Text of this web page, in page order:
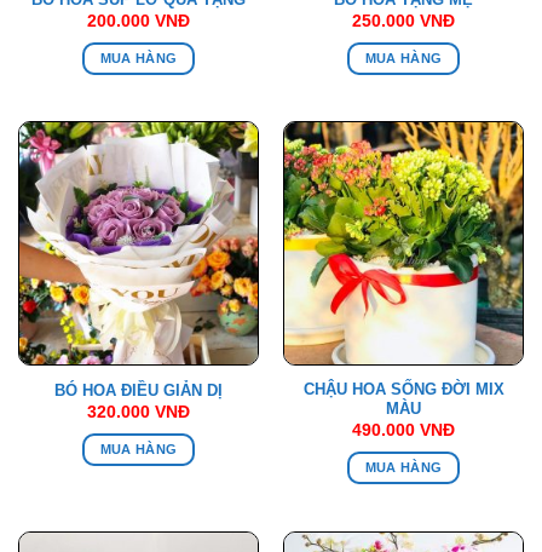
200.000 VNĐ
MUA HÀNG
250.000 VNĐ
MUA HÀNG
BÓ HOA ĐIỀU GIẢN DỊ
320.000 VNĐ
MUA HÀNG
CHẬU HOA SỐNG ĐỜI MIX
MÀU
490.000 VNĐ
MUA HÀNG